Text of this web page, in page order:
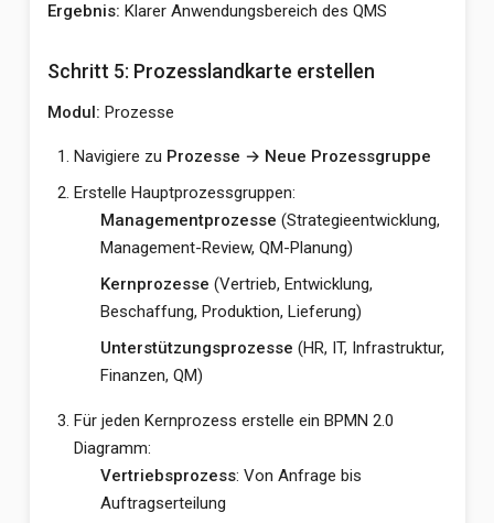
Ergebnis: Klarer Anwendungsbereich des QMS
Schritt 5: Prozesslandkarte erstellen
Modul: Prozesse
Navigiere zu Prozesse → Neue Prozessgruppe
Erstelle Hauptprozessgruppen:
Managementprozesse (Strategieentwicklung,
Management-Review, QM-Planung)
Kernprozesse (Vertrieb, Entwicklung,
Beschaffung, Produktion, Lieferung)
Unterstützungsprozesse (HR, IT, Infrastruktur,
Finanzen, QM)
Für jeden Kernprozess erstelle ein BPMN 2.0
Diagramm:
Vertriebsprozess: Von Anfrage bis
Auftragserteilung